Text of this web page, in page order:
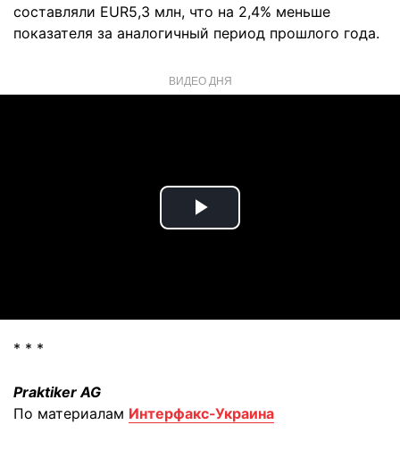
составляли EUR5,3 млн, что на 2,4% меньше
показателя за аналогичный период прошлого года.
ВИДЕО ДНЯ
Play
* * *
Praktiker AG
По материалам Интерфакс-Украина